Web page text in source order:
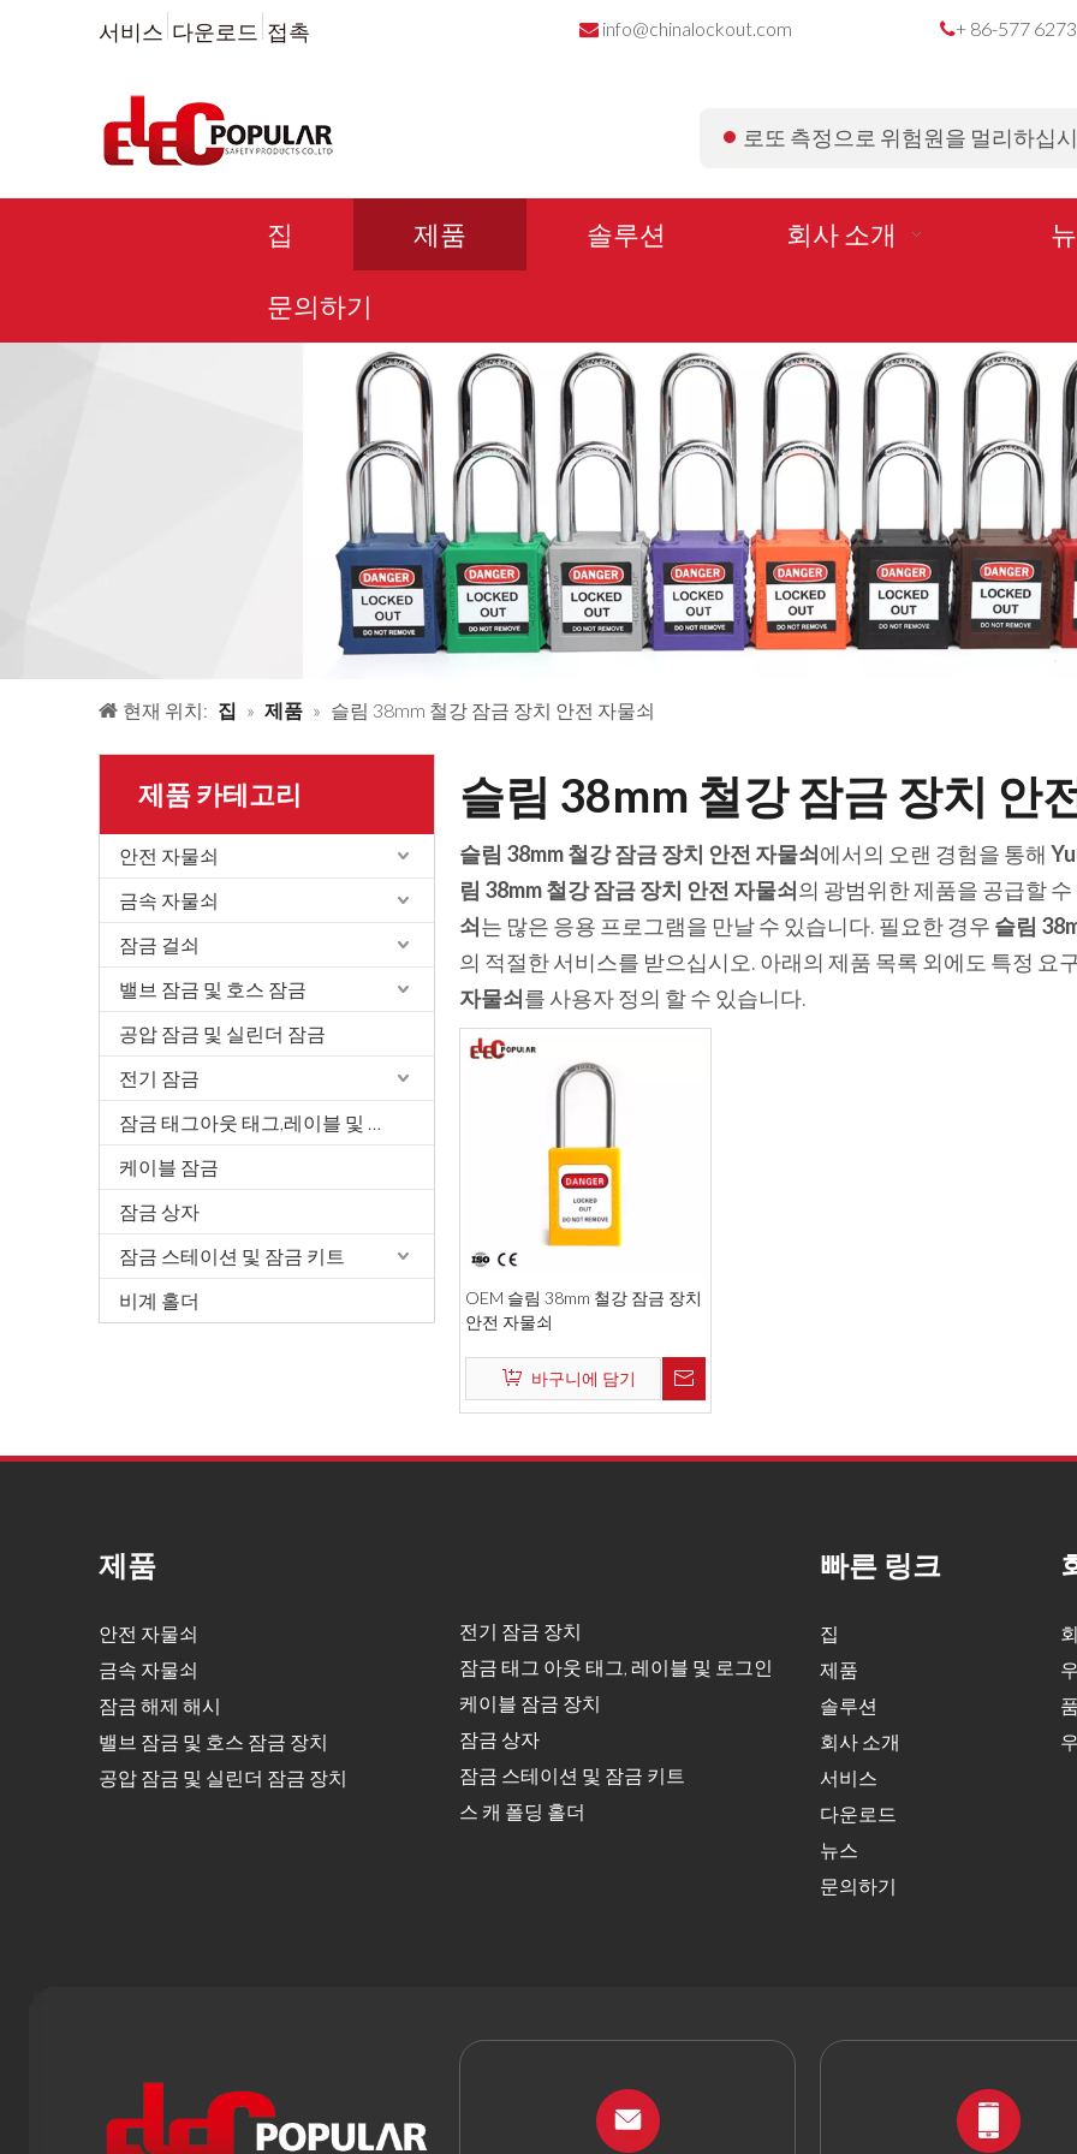
서비스 다운로드 접촉  info@chinalockout.com + 86-577
로또 측정으로 위험원을 멀리하십
집 제품 솔루션 회사 소개
문의하기
현재 위치: 집 » 제품 » 슬림 38mm 철강 잠금 장치 안전 자물쇠
제품 카테고리
안전 자물쇠
금속 자물쇠
잠금 걸쇠
밸브 잠금 및 호스 잠금
공압 잠금 및 실린더 잠금
전기 잠금
잠금 태그아웃 태그,레이블 및 서명
케이블 잠금
잠금 상자
잠금 스테이션 및 잠금 키트
비계 홀더
슬림 38mm 철강 잠금 장치 안
슬림 38mm 철강 잠금 장치 안전 자물쇠에서의 오랜 경험을 통해
림 38mm 철강 잠금 장치 안전 자물쇠의 광범위한 제품을 공급할
쇠는 많은 응용 프로그램을 만날 수 있습니다. 필요한 경우 슬림
의 적절한 서비스를 받으십시오. 아래의 제품 목록 외에도 특정 요
자물쇠를 사용자 정의 할 수 있습니다.
OEM 슬림 38mm 철강 잠금 장치
안전 자물쇠
바구니에 담기
제품
안전 자물쇠
금속 자물쇠
잠금 해제 해시
밸브 잠금 및 호스 잠금 장치
공압 잠금 및 실린더 잠금 장치
전기 잠금 장치
잠금 태그 아웃 태그, 레이블 및 로그인
케이블 잠금 장치
잠금 상자
잠금 스테이션 및 잠금 키트
스 캐 폴딩 홀더
빠른 링크
집
제품
솔루션
회사 소개
서비스
다운로드
뉴스
문의하기